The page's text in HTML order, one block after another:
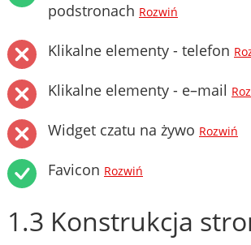
podstronach Rozwiń
Klikalne elementy - telefon
Klikalne elementy - e–mail
Widget czatu na żywo Rozwiń
Favicon Rozwiń
1.3 Konstrukcja